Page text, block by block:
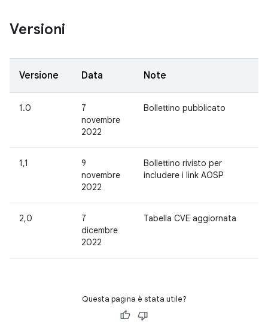
Versioni
Versione Data Note
1.0
7
novembre
2022
Bollettino pubblicato
1,1
9
novembre
2022
Bollettino rivisto per
includere i link AOSP
2,0
7
dicembre
2022
Tabella CVE aggiornata
Questa pagina è stata utile?